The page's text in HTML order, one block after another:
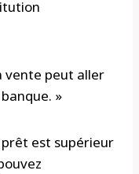
vente peut aller
»
est supérieur